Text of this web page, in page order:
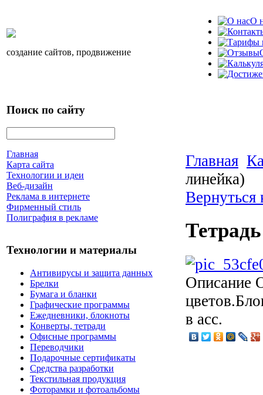
создание сайтов, продвижение
О
Поиск по сайту
Главная
Карта сайта
Технологии и идеи
Веб-дизайн
Реклама в интернете
Фирменный стиль
Полиграфия в рекламе
Технологии и материалы
Антивирусы и защита данных
Брелки
Бумага и бланки
Графические программы
Ежедневники, блокноты
Конверты, тетради
Офисные программы
Переводчики
Подарочные сертификаты
Средства разработки
Текстильная продукция
Фоторамки и фотоальбомы
Главная
линейка)
Вернуться
Описание
в асс.